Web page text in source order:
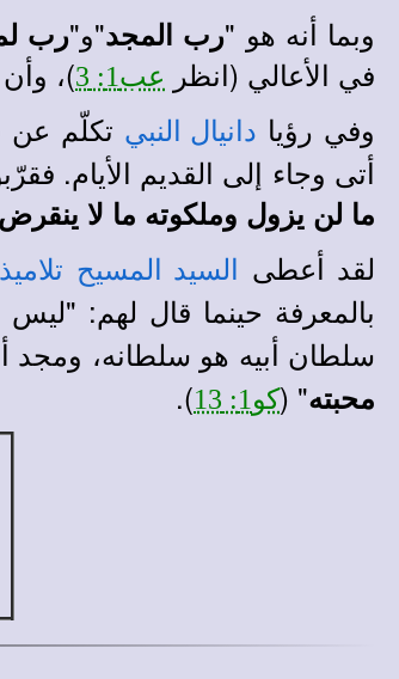
وبما أنه هو "رب المجد"و"رب
في الأعالي (انظر
عب1: 3
)،
وفي رؤيا دانيال النبي تكلّم
أتى وجاء إلى القديم الأيام.
ما لن يزول وملكوته ما لا
لقد أعطى
السيد المسيح
بالمعرفة حينما قال لهم: "ليس
سلطان أبيه هو سلطانه، ومجد
محبته" (كو1: 13 ).